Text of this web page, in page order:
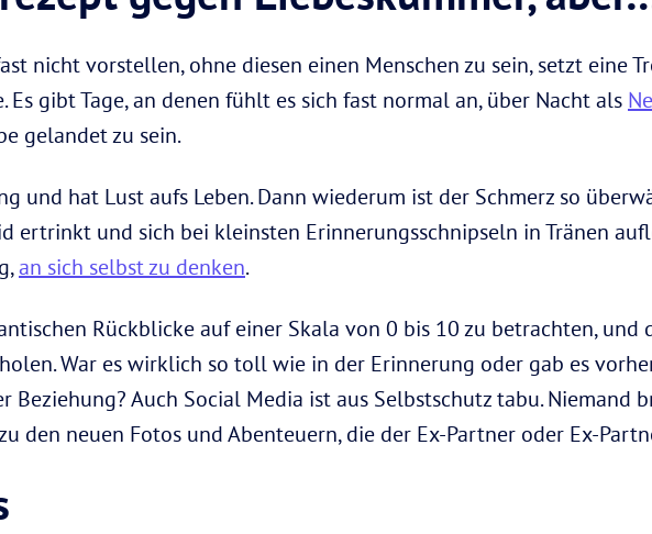
nicht vorstellen, ohne diesen einen Menschen zu sein, setzt eine
Es gibt Tage, an denen fühlt es sich fast normal an, über Nacht als
gelandet zu sein.
und hat Lust aufs Leben. Dann wiederum ist der Schmerz so
ertrinkt und sich bei kleinsten Erinnerungsschnipseln in Tränen
an sich selbst zu denken.
Rückblicke auf einer Skala von 0 bis 10 zu betrachten, und
War es wirklich so toll wie in der Erinnerung oder gab es
Beziehung? Auch Social Media ist aus Selbstschutz tabu. Niemand
den neuen Fotos und Abenteuern, die der Ex-Partner oder Ex-